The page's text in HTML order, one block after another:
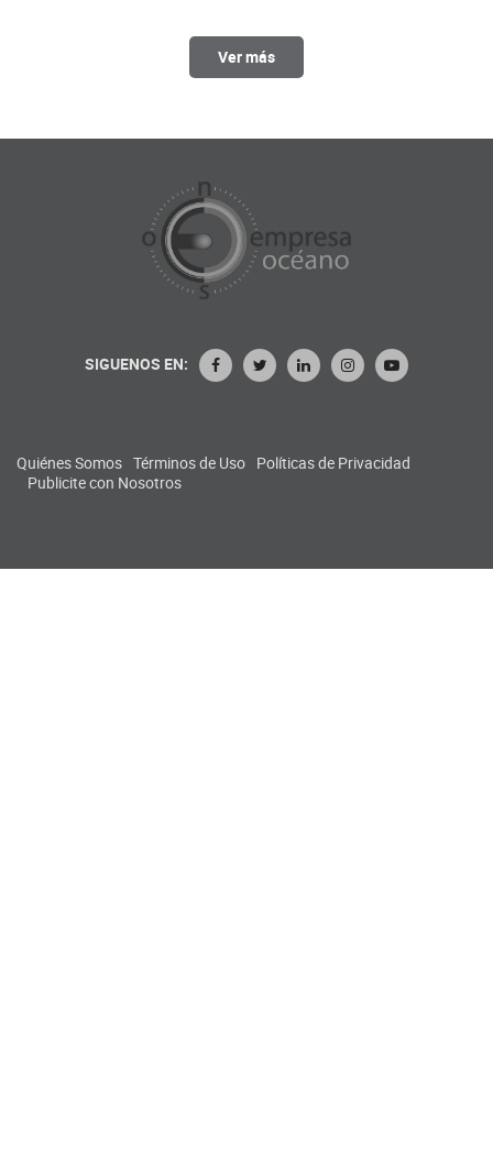
Ver más
SIGUENOS EN:
Quiénes Somos Términos de Uso Políticas de Privacidad
Publicite con Nosotros